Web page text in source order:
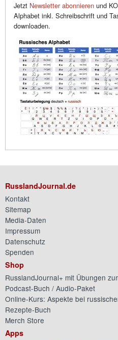
Jetzt Newsletter abonnieren und
Alphabet inkl. Schreibschrift und
downloaden.
RusslandJournal.de
Kontakt
Sitemap
Media-Daten
Impressum
Datenschutz
Spenden
Shop
RusslandJournal+ mit Übungen
Podcast-Buch / Audio-Paket
Online-Kurs: Aspekte bei
Rezepte-Buch
Merch Store
Apps